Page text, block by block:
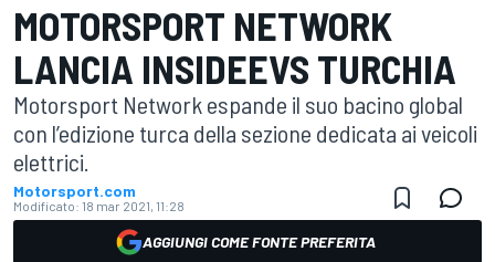
MOTORSPORT NETWORK
LANCIA INSIDEEVS TURCHIA
Motorsport Network espande il suo bacino global
con l’edizione turca della sezione dedicata ai veicoli
elettrici.
Motorsport.com
Modificato: 18 mar 2021, 11:28
AGGIUNGI COME FONTE PREFERITA